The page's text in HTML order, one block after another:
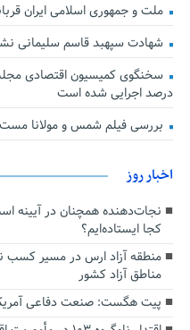
ملت و جمهوری اسلامی ایران
شهادت سپهبد قاسم سلیمانی
درصد اجرایی شده است
بررسی فیلم شمس و مولانا
اخبار روز
کجا ایستاده‌ایم؟
منطقه آزاد ارس در مسیر کسب
مناطق آزاد کشور
پیت هگست: صنعت دفاعی